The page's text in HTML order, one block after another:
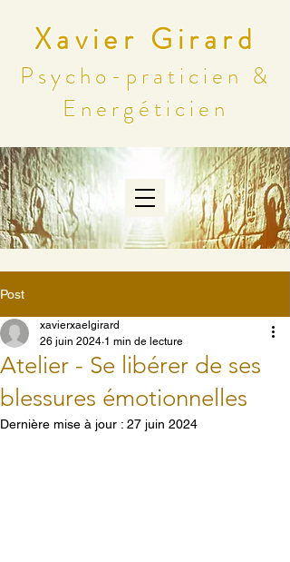
Xavier Girard
Psycho-praticien &
Energéticien
Post
Atelier - Se libérer de ses
blessures émotionnelles
xavierxaelgirard
26 juin 2024 1 min de lecture
Dernière mise à jour : 27 juin 2024